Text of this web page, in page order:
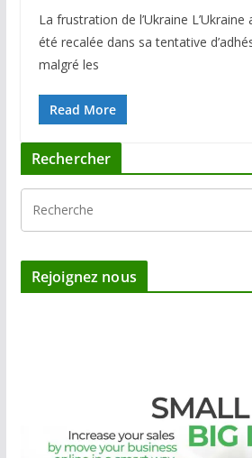
La frustration de l’Ukraine
été recalée dans sa tentative
malgré les
Read More
Rechercher
Rejoignez nous